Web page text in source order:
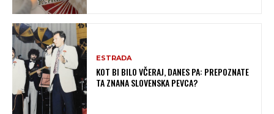
ESTRADA
KOT BI BILO VČERAJ, DANES PA: PREPOZNATE
TA ZNANA SLOVENSKA PEVCA?